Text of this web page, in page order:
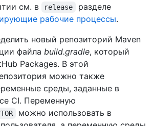
см. в
release
разделе
рабочие процессы.
новый репозиторий Maven
файла build.gradle, который
Packages. В этой
можно также
среды, заданные в
CI. Переменную
можно использовать в